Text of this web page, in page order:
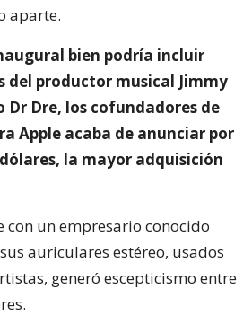
aparte.
bien podría incluir
del productor musical Jimmy
Dr Dre, los cofundadores de
Apple acaba de anunciar por
la mayor adquisición
con un empresario conocido
auriculares estéreo, usados
generó escepticismo entre